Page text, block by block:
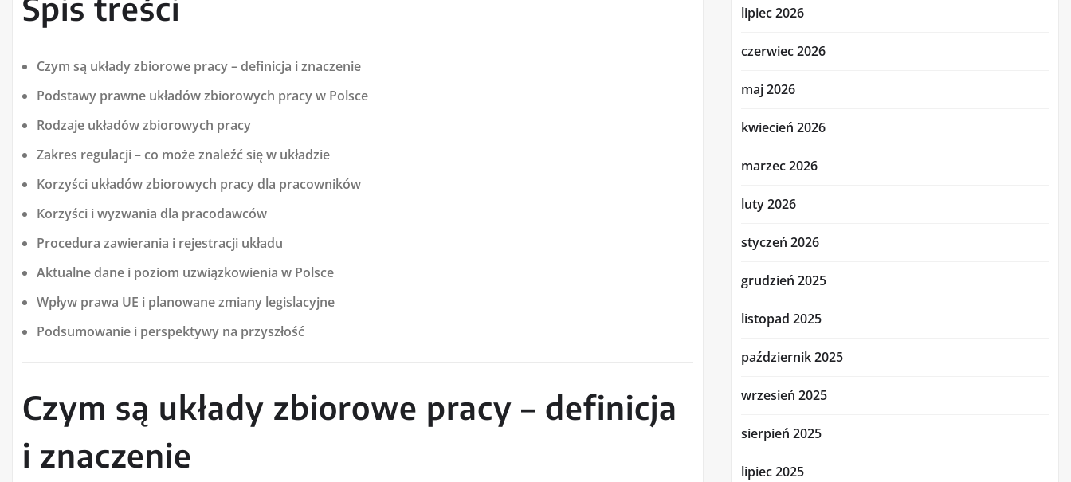
Czym są układy zbiorowe pracy – definicja i znaczenie
Podstawy prawne układów zbiorowych pracy w Polsce
Rodzaje układów zbiorowych pracy
Zakres regulacji – co może znaleźć się w układzie
Korzyści układów zbiorowych pracy dla pracowników
Korzyści i wyzwania dla pracodawców
Procedura zawierania i rejestracji układu
Aktualne dane i poziom uzwiązkowienia w Polsce
Wpływ prawa UE i planowane zmiany legislacyjne
Podsumowanie i perspektywy na przyszłość
Czym są układy zbiorowe pracy – definicja
i znaczenie
lipiec 2026
czerwiec 2026
maj 2026
kwiecień 2026
marzec 2026
luty 2026
styczeń 2026
grudzień 2025
listopad 2025
październik 2025
wrzesień 2025
sierpień 2025
lipiec 2025